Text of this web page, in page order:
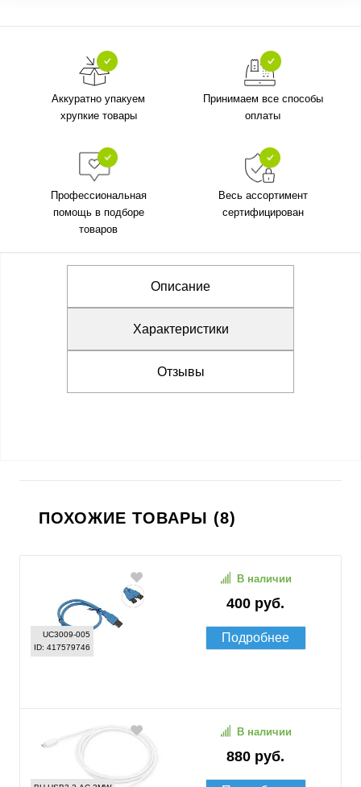
Аккуратно упакуем
хрупкие товары
Принимаем все способы
оплаты
Профессиональная
помощь в подборе
товаров
Весь ассортимент
сертифицирован
Описание
Характеристики
Отзывы
ПОХОЖИЕ ТОВАРЫ (8)
UC3009-005
ID: 417579746
400 руб.
В наличии
Подробнее
880 руб.
В наличии